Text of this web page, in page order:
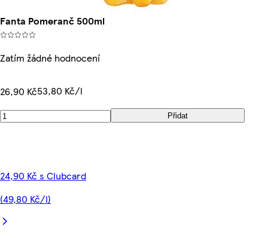
Fanta Pomeranč 500ml
Zatím žádné hodnocení
26,90 Kč53,80 Kč/l
Přidat
24,90 Kč s Clubcard
(49,80 Kč/l)